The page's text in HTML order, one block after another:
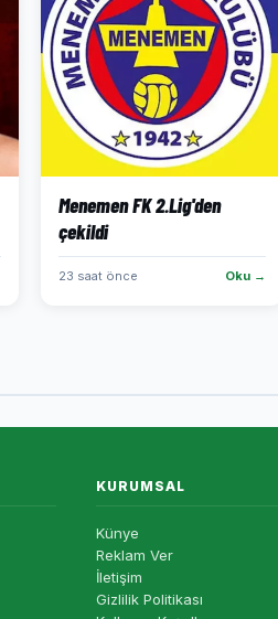
Menemen FK 2.Lig'den
çekildi
23 saat önce Oku →
KURUMSAL
Künye
Reklam Ver
İletişim
Gizlilik Politikası